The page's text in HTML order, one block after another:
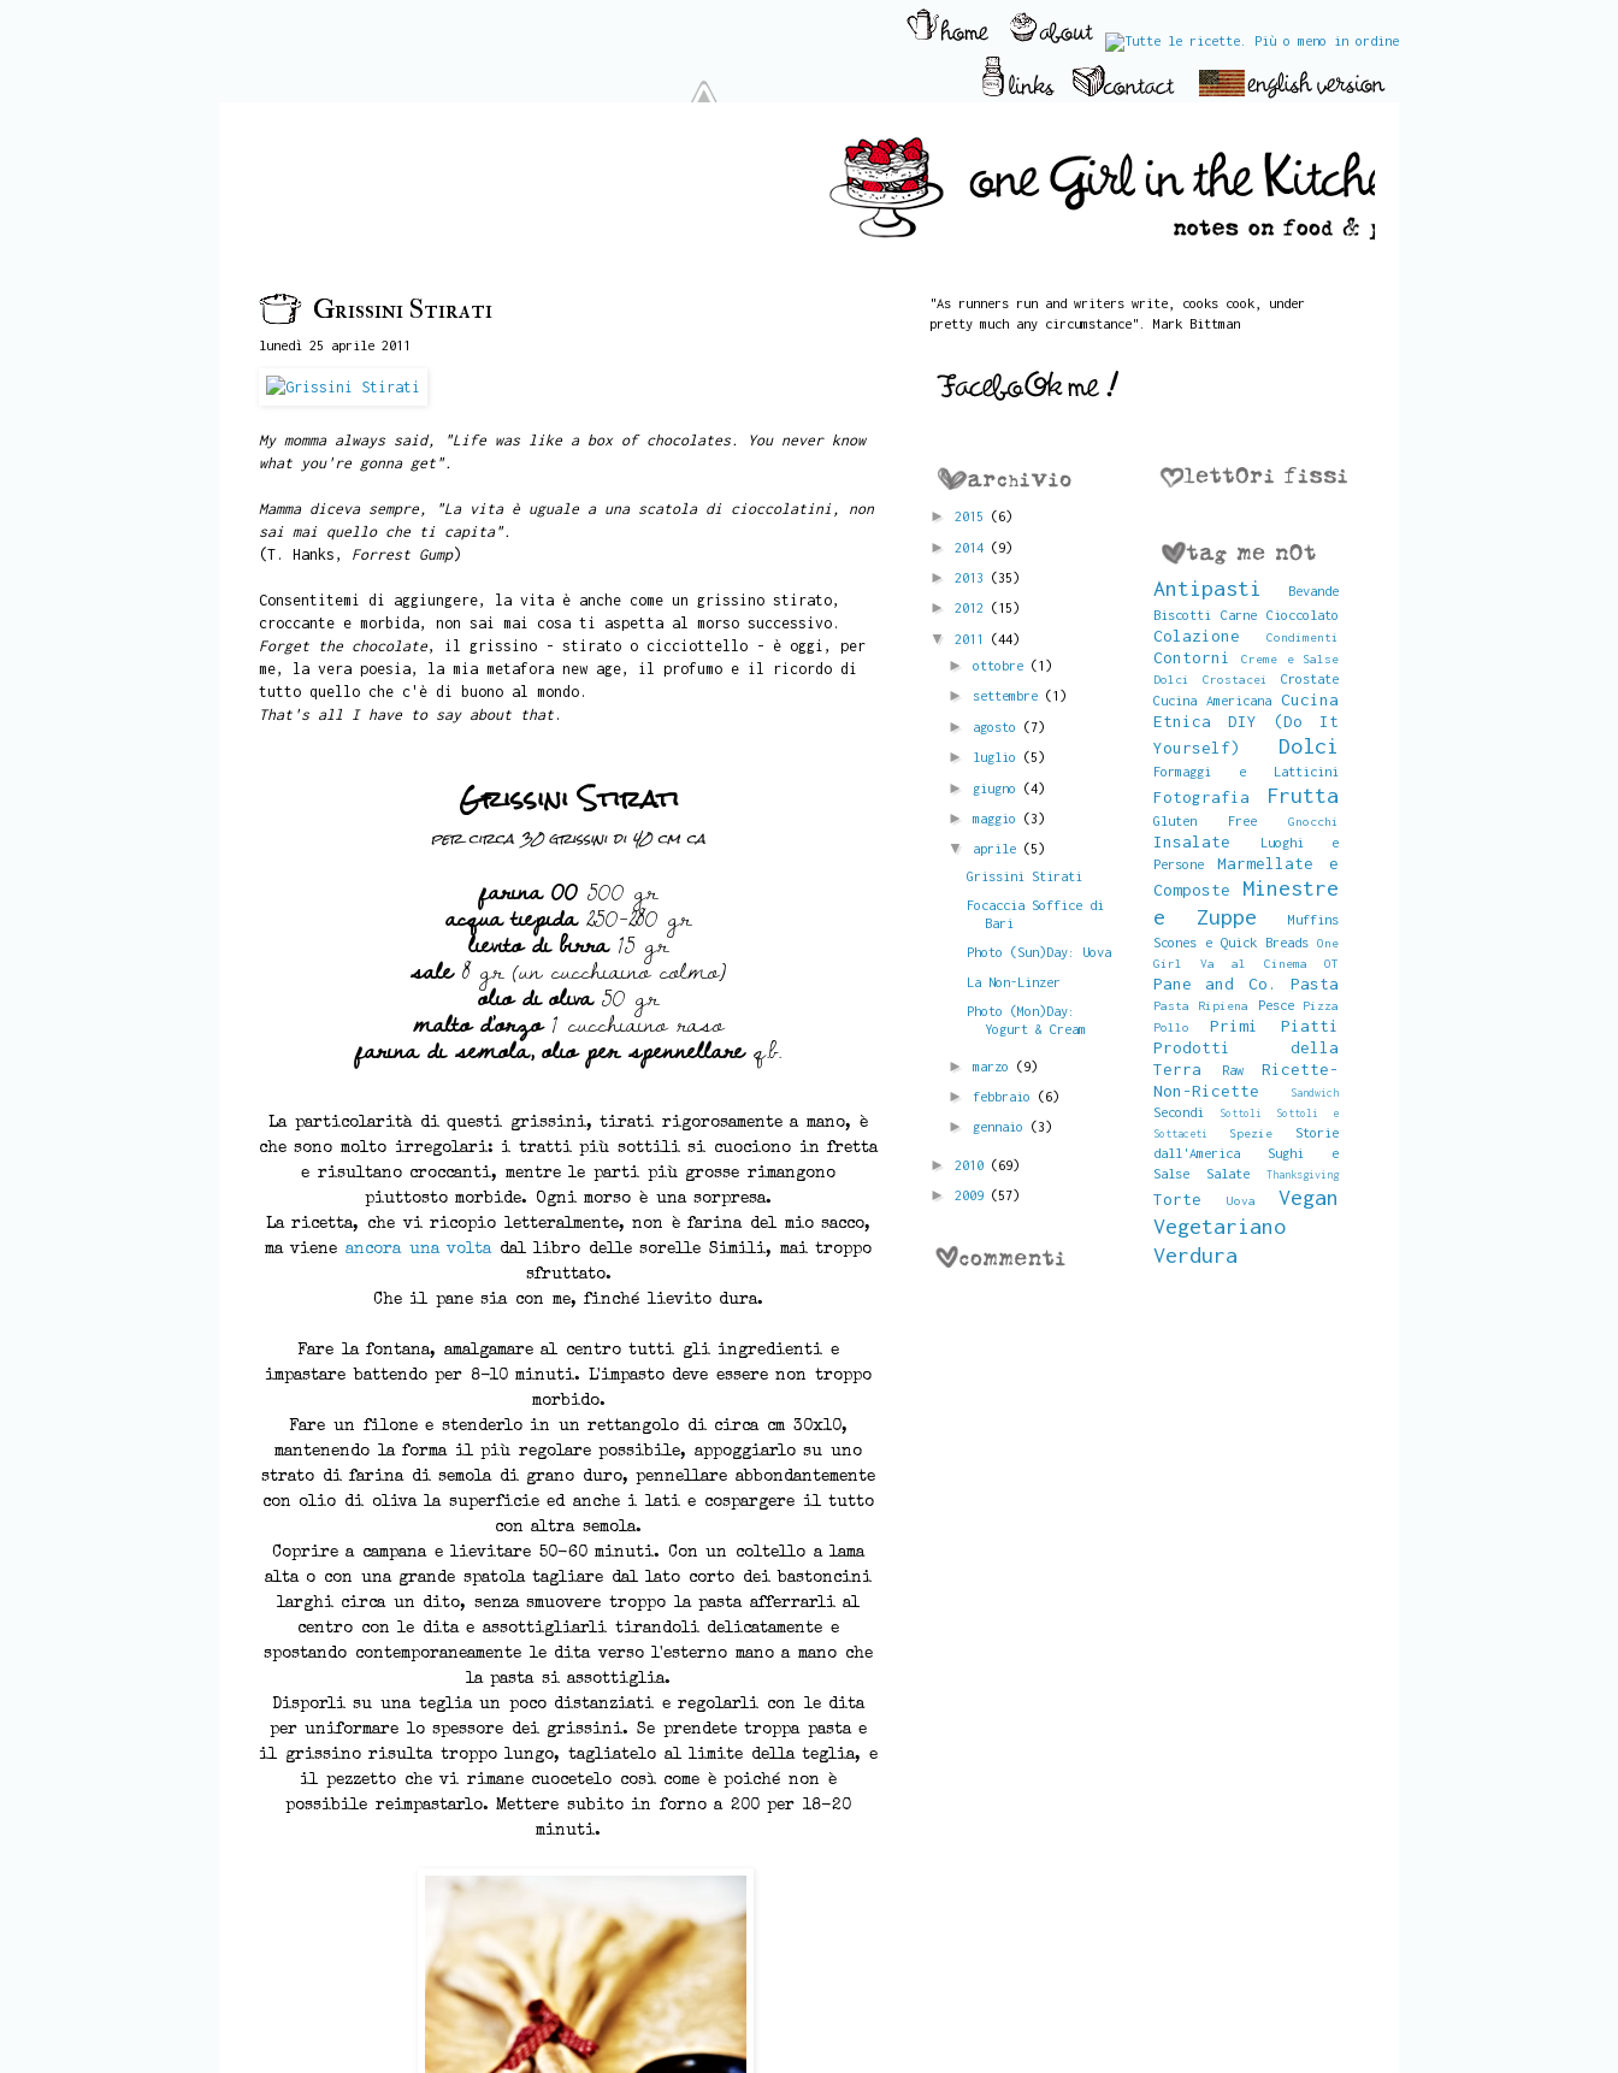
Grissini Stirati
lunedì 25 aprile 2011
My momma always said, "Life was like a box of chocolates. You never know
what you're gonna get".
Mamma diceva sempre, "La vita è uguale a una scatola di cioccolatini, non
sai mai quello che ti capita".
(T. Hanks, Forrest Gump)
Consentitemi di aggiungere, la vita è anche come un grissino stirato,
croccante e morbida, non sai mai cosa ti aspetta al morso successivo.
Forget the chocolate, il grissino - stirato o cicciottello - è oggi, per
me, la vera poesia, la mia metafora new age, il profumo e il ricordo di
tutto quello che c'è di buono al mondo.
That's all I have to say about that.
Grissini Stirati
per circa 30 grissini di 40 cm ca
farina 00 500 gr
acqua tiepida250-280 gr
lievito di birra15 gr
sale8 gr (un cucchiaino colmo)
olio di oliva50 gr
malto d'orzo1 cucchiaino raso
farina di semola, olio per spennellareq.b.
La particolarità di questi grissini, tirati rigorosamente a mano, è
che sono molto irregolari: i tratti più sottili si cuociono in fretta
e risultano croccanti, mentre le parti più grosse rimangono
piuttosto morbide. Ogni morso è una sorpresa.
La ricetta, che vi ricopio letteralmente, non è farina del mio sacco,
ma vieneancora una voltadal libro delle sorelle Simili, mai troppo
sfruttato.
Che il pane sia con me, finché lievito dura.
Fare la fontana, amalgamare al centro tutti gli ingredienti e
impastare battendo per 8-10 minuti. L'impasto deve essere non troppo
morbido.
Fare un filone e stenderlo in un rettangolo di circa cm 30x10,
mantenendo la forma il più regolare possibile, appoggiarlo su uno
strato di farina di semola di grano duro, pennellare abbondantemente
con olio di oliva la superficie ed anche i lati e cospargere il tutto
con altra semola.
Coprire a campana e lievitare 50-60 minuti. Con un coltello a lama
alta o con una grande spatola tagliare dal lato corto dei bastoncini
larghi circa un dito, senza smuovere troppo la pasta afferrarli al
centro con le dita e assottigliarli tirandoli delicatamente e
spostando contemporaneamente le dita verso l'esterno mano a mano che
la pasta si assottiglia.
Disporli su una teglia un poco distanziati e regolarli con le dita
per uniformare lo spessore dei grissini. Se prendete troppa pasta e
il grissino risulta troppo lungo, tagliatelo al limite della teglia, e
il pezzetto che vi rimane cuocetelo così come è poiché non è
possibile reimpastarlo. Mettere subito in forno a 200 per 18-20
minuti.
"As runners run and writers write, cooks cook, under
pretty much any circumstance". Mark Bittman
► 2015 (6)
► 2014 (9)
► 2013 (35)
► 2012 (15)
▼ 2011 (44)
► ottobre (1)
► settembre (1)
► agosto (7)
► luglio (5)
► giugno (4)
► maggio (3)
▼ aprile (5)
Grissini Stirati
Focaccia Soffice di
Bari
Photo (Sun)Day: Uova
La Non-Linzer
Photo (Mon)Day:
Yogurt & Cream
► marzo (9)
► febbraio (6)
► gennaio (3)
► 2010 (69)
► 2009 (57)
Antipasti
Bevande
Biscotti
Carne Cioccolato
Colazione Condimenti
Contorni
Creme e Salse
Dolci
Crostacei
Crostate
Cucina Americana
Cucina
Etnica
DIY (Do It
Yourself)
Dolci
Formaggi e Latticini
Fotografia Frutta
Gluten Free Gnocchi
Insalate
Luoghi e
Persone
Marmellate e
Composte
Minestre
e Zuppe
Muffins
Scones e Quick Breads One
Girl Va al Cinema
OT
Pane and Co. Pasta
Pasta Ripiena Pesce
Pizza
Pollo
Primi Piatti
Prodotti della
Terra
Raw
Ricette-
Non-Ricette
Sandwich
Secondi Sottoli
Sottoli e
Sottaceti
Spezie
Storie
dall'America
Sughi e
Salse Salate
Thanksgiving
Torte Uova
Vegan
Vegetariano
Verdura